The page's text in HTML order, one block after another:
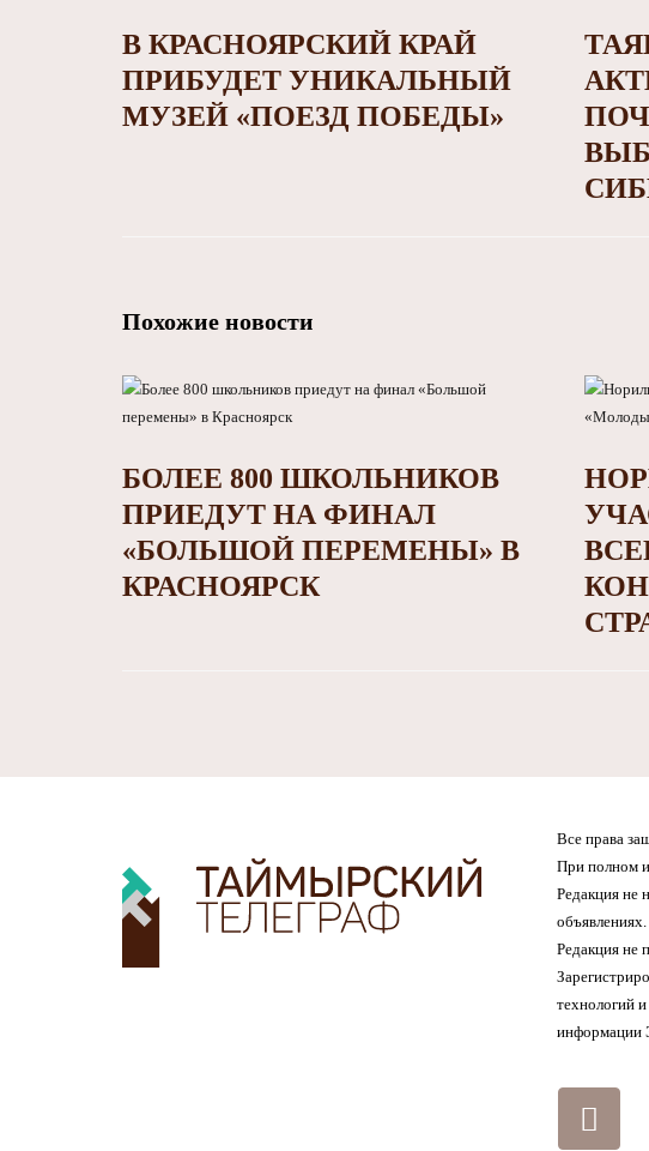
В КРАСНОЯРСКИЙ КРАЙ
ПРИБУДЕТ УНИКАЛЬНЫЙ
МУЗЕЙ «ПОЕЗД ПОБЕДЫ»
Похожие новости
БОЛЕЕ 800 ШКОЛЬНИКОВ
ПРИЕДУТ НА ФИНАЛ
«БОЛЬШОЙ ПЕРЕМЕНЫ» В
КРАСНОЯРСК
Все права
При полном
Редакция не
объявлениях.
Редакция не
технологий
информации